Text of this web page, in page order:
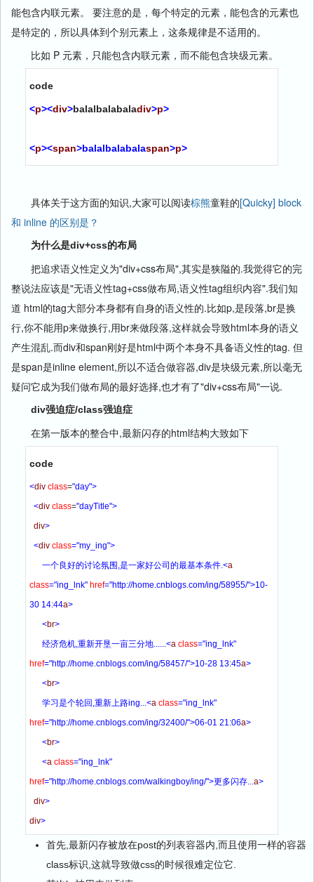
能包含内联元素。 要注意的是，每个特定的元素，能包含的元素也
是特定的，所以具体到个别元素上，这条规律是不适用的。
比如 P 元素，只能包含内联元素，而不能包含块级元素。
code
<p><div>balalbalabaladiv>p>
<p><span>balalbalabalaspan>p>
具体关于这方面的知识,大家可以阅读棕熊童鞋的[Quicky] block
和 inline 的区别是？
为什么是div+css的布局
把追求语义性定义为"div+css布局",其实是狭隘的.我觉得它的完
整说法应该是"无语义性tag+css做布局,语义性tag组织内容".我们知
道 html的tag大部分本身都有自身的语义性的.比如p,是段落,br是换
行,你不能用p来做换行,用br来做段落,这样就会导致html本身的语义
产生混乱.而div和span刚好是html中两个本身不具备语义性的tag. 但
是span是inline element,所以不适合做容器,div是块级元素,所以毫无
疑问它成为我们做布局的最好选择,也才有了"div+css布局"一说.
div强迫症/class强迫症
在第一版本的整合中,最新闪存的html结构大致如下
code
<div class="day">
<div class="dayTitle">
div>
<div class="my_ing">
      一个良好的讨论氛围,是一家好公司的最基本条件.
<a
class="ing_lnk" href="http://home.cnblogs.com/ing/58955/">10-
30 14:44a>
<br>
      经济危机,重新开垦一亩三分地......
<a class="ing_lnk"
href="http://home.cnblogs.com/ing/58457/">10-28 13:45a>
<br>
      学习是个轮回,重新上路ing...
<a class="ing_lnk"
href="http://home.cnblogs.com/ing/32400/">06-01 21:06a>
<br>
<a class="ing_lnk"
href="http://home.cnblogs.com/walkingboy/ing/">更多闪存...a>
div>
div>
首先,最新闪存被放在post的列表容器内,而且使用一样的容器
class标识,这就导致做css的时候很难定位它.